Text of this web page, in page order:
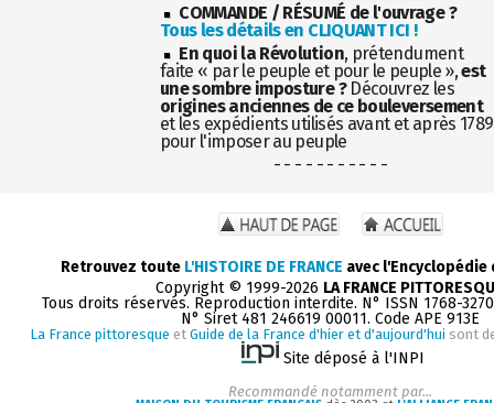
COMMANDE / RÉSUMÉ de l'ouvrage ?
Tous les détails en CLIQUANT ICI !
En quoi la Révolution, prétendument
faite « par le peuple et pour le peuple »,est
une sombre imposture ?Découvrez les
origines anciennes de ce bouleversement
et les expédients utilisés avant et après 1789
pour l'imposer au peuple
- - - - - - - - - - -
Retrouvez toute L'HISTOIRE DE FRANCE avec
Copyright © 1999-2026 LA FRANCE
Tous droits réservés. Reproduction interdite. N° ISSN 1768-
N° Siret 481 246619 00011. Code APE 913E
La France pittoresque et Guide de la France d'hier et d'aujourd'hui sont
Site déposé à l'INPI
Recommandé notamment par...